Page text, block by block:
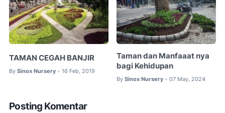
TAMAN CEGAH BANJIR
By Sinox Nursery • 16 Feb, 2019
Taman dan Manfaaat nya
bagi Kehidupan
By Sinox Nursery • 07 May, 2024
Posting Komentar